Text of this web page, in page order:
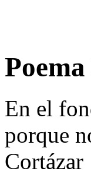
En el
porque
Cortázar